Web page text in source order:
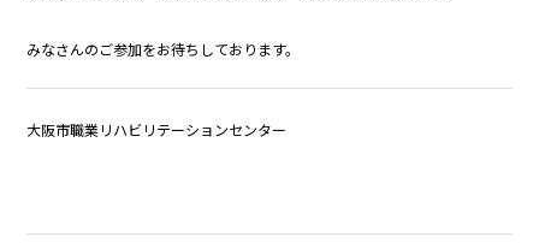
みなさんのご参加をお待ちしております。
大阪市職業リハビリテーションセンター